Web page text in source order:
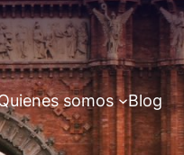
somos Blog